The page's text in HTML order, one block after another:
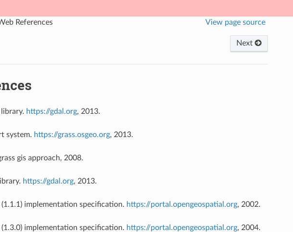
References View page source
Next
https://gdal.org, 2013.
system. https://grass.osgeo.org, 2013.
gis approach, 2008.
https://gdal.org, 2013.
implementation specification. https://portal.opengeospatial.org, 2002.
implementation specification. https://portal.opengeospatial.org, 2004.